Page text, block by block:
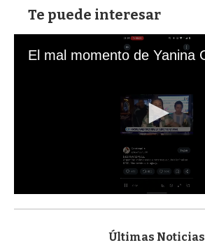
Te puede interesar
s
Últimas Noticias